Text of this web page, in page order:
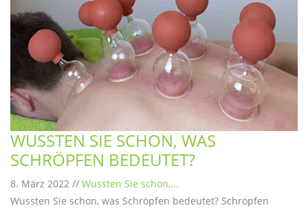
WUSSTEN SIE SCHON, WAS
SCHRÖPFEN BEDEUTET?
8. März 2022 // Wussten Sie schon,...
Wussten Sie schon, was Schröpfen bedeutet? Schröpfen